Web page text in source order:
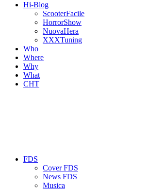
Hi-Blog
ScooterFacile
HorrorShow
NuovaHera
XXXTuning
Who
Where
Why
What
CHT
FDS
Cover FDS
News FDS
Musica